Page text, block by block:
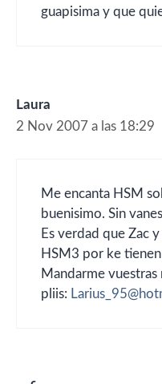
guapisima y que
Laura
2 Nov 2007 a las 18:29
Me encanta HSM
buenisimo. Sin
Es verdad que Zac
HSM3 por ke
Mandarme vuestras
pliis: